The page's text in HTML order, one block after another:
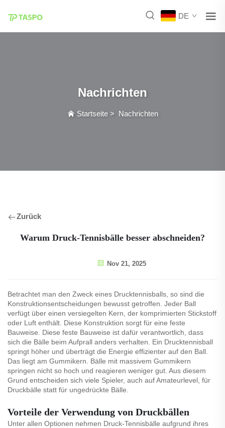
DE
Nachrichten
Startseite> Nachrichten
Zurück
Warum Druck-Tennisbälle besser abschneiden?
Nov 21, 2025
Betrachtet man den Zweck eines Drucktennisballs, so sind die
Konstruktionsentscheidungen bewusst getroffen. Jeder Ball
verfügt über einen versiegelten Kern, der komprimierten Stickstoff
oder Luft enthält. Diese Konstruktion sorgt für eine feste
Bauweise. Diese feste Bauweise ist dafür verantwortlich, dass
sich die Bälle beim Aufprall anders verhalten. Ein Drucktennisball
springt höher und überträgt die Energie effizienter auf den Ball.
Das liegt am Gummikern. Bälle mit massivem Gummikern
springen nicht so hoch und reagieren weniger gut. Aus diesem
Grund entscheiden sich viele Spieler, auch auf Amateurlevel, für
Druckbälle statt für ungedrückte Bälle.
Vorteile der Verwendung von Druckbällen
Unter allen Optionen nehmen Druck-Tennisbälle aufgrund ihres